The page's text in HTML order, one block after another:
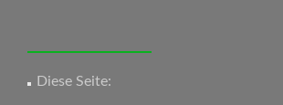
Diese Seite: